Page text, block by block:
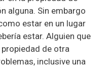
alguna. Sin embargo
estar en un lugar
estar. Alguien que
de otra
inclusive una